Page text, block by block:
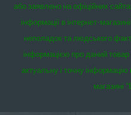
або заявлено на офіційних
інформації в інтернет-
неполадок та людського
інформацією про даний товар
актуальну і точну
магазині